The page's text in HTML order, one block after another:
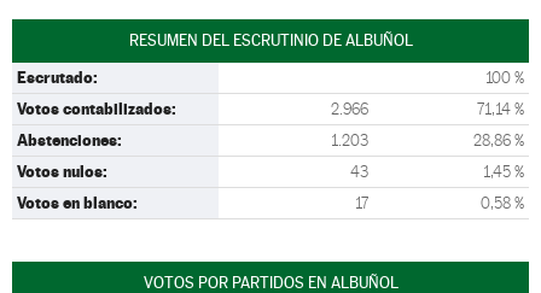
RESUMEN DEL ESCRUTINIO DE ALBUÑOL
Escrutado: 100 %
Votos contabilizados: 2.966 71,14 %
Abstenciones: 1.203 28,86 %
Votos nulos: 43 1,45 %
Votos en blanco: 17 0,58 %
VOTOS POR PARTIDOS EN ALBUÑOL